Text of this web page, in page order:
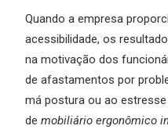
Quando a empresa
acessibilidade, os
na motivação dos
de afastamentos por
má postura ou ao
de mobiliário ergonômico